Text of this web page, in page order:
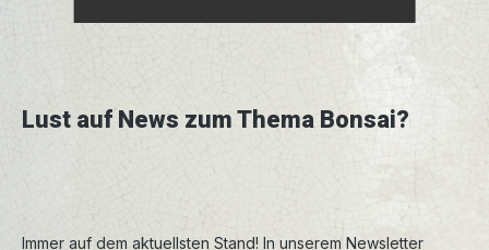
Lust auf News zum Thema Bonsai?
Immer auf dem aktuellsten Stand! In unserem Newsletter